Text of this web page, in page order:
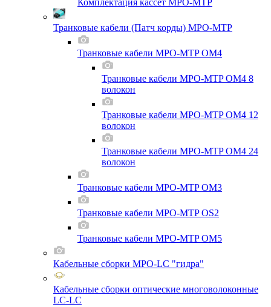
Комплектация кассет MPO-MTP
Транковые кабели (Патч корды) MPO-MTP
Транковые кабели MPO-MTP OM4
Транковые кабели MPO-MTP OM4 8
волокон
Транковые кабели MPO-MTP OM4 12
волокон
Транковые кабели MPO-MTP OM4 24
волокон
Транковые кабели MPO-MTP OM3
Транковые кабели MPO-MTP OS2
Транковые кабели MPO-MTP OM5
Кабельные сборки MPO-LC "гидра"
Кабельные сборки оптические многоволоконные
LC-LC